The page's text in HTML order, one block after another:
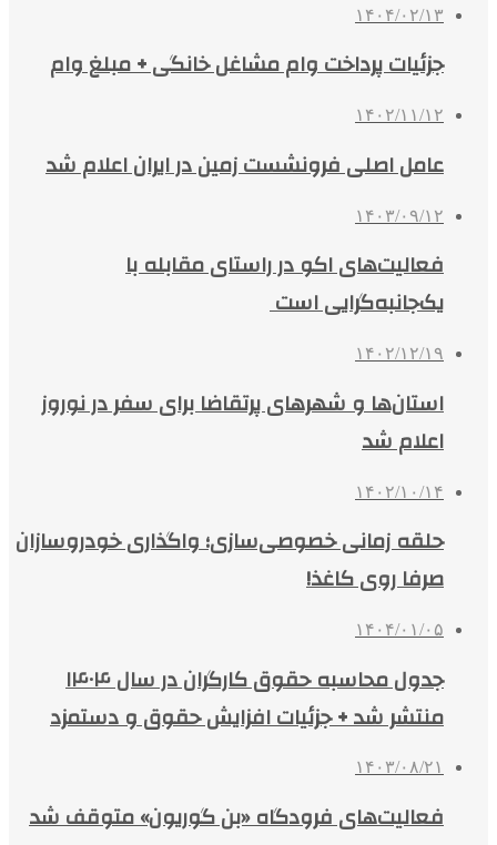
۱۴۰۴/۰۲/۱۳
جزئیات پرداخت وام مشاغل خانگی + مبلغ وام
۱۴۰۲/۱۱/۱۲
عامل اصلی فرونشست زمین در ایران اعلام شد
۱۴۰۳/۰۹/۱۲
فعالیت‌های اکو در راستای مقابله با
یک‌جانبه‌گرایی است
۱۴۰۲/۱۲/۱۹
استان‌ها و شهرهای پرتقاضا برای سفر در نوروز
اعلام شد
۱۴۰۲/۱۰/۱۴
حلقه زمانی خصوصی‌سازی؛ واگذاری خودروسازان
صرفا روی کاغذ!
۱۴۰۴/۰۱/۰۵
جدول محاسبه حقوق کارگران در سال ۱۴۰۴
منتشر شد + جزئیات افزایش حقوق و دستمزد
۱۴۰۳/۰۸/۲۱
فعالیت‌های فرودگاه «بن گوریون» متوقف شد